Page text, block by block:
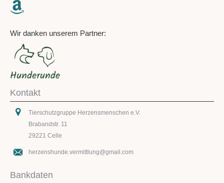
Wir danken unserem Partner:
Kontakt
Tierschutzgruppe Herzensmenschen e.V.
Brabandstr. 11
29221 Celle
herzenshunde.vermittlung@gmail.com
Bankdaten